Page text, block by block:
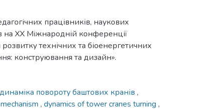
працівників, наукових
на XX Міжнародній конференції
технічних та біоенергетичних
конструювання та дизайн».
динаміка повороту баштових кранів ,
, dynamics of tower cranes turning ,